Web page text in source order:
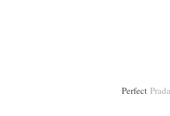
Perfect